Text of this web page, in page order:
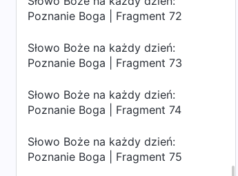
Poznanie Boga | Fragment 72
Słowo Boże na każdy dzień:
Poznanie Boga | Fragment 73
Słowo Boże na każdy dzień:
Poznanie Boga | Fragment 74
Słowo Boże na każdy dzień:
Poznanie Boga | Fragment 75